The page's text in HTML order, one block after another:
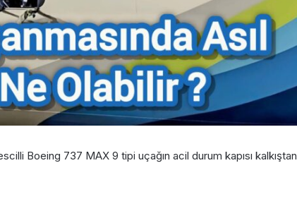
Boeing 737 MAX 9 tipi uçağın acil durum kapısı kalkıştan